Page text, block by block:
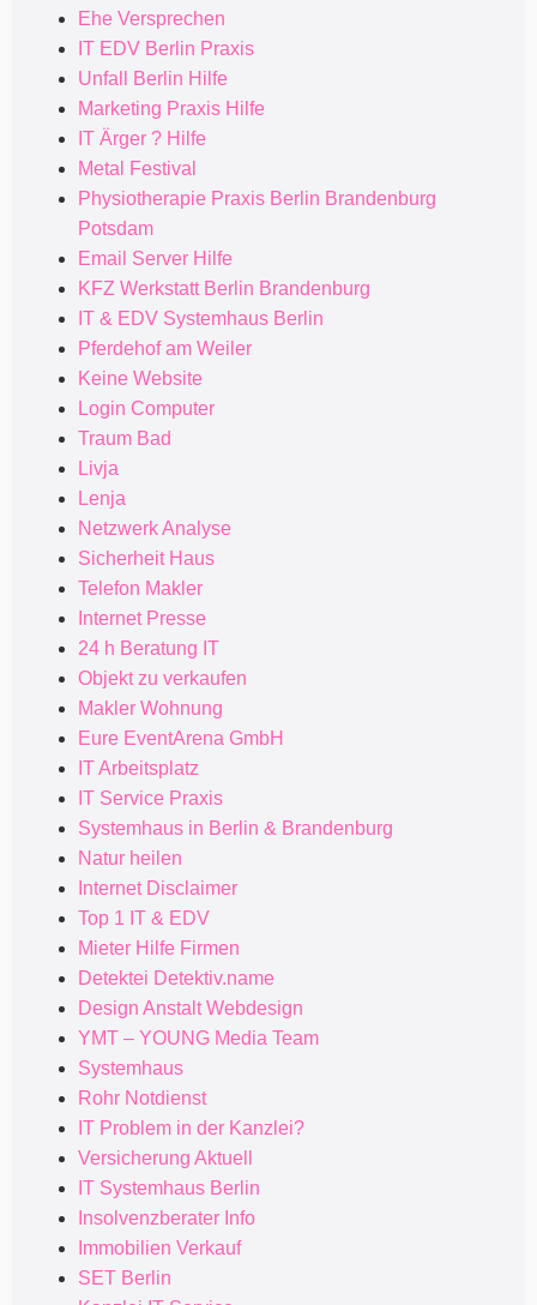
Ehe Versprechen
IT EDV Berlin Praxis
Unfall Berlin Hilfe
Marketing Praxis Hilfe
IT Ärger ? Hilfe
Metal Festival
Physiotherapie Praxis Berlin Brandenburg
Potsdam
Email Server Hilfe
KFZ Werkstatt Berlin Brandenburg
IT & EDV Systemhaus Berlin
Pferdehof am Weiler
Keine Website
Login Computer
Traum Bad
Livja
Lenja
Netzwerk Analyse
Sicherheit Haus
Telefon Makler
Internet Presse
24 h Beratung IT
Objekt zu verkaufen
Makler Wohnung
Eure EventArena GmbH
IT Arbeitsplatz
IT Service Praxis
Systemhaus in Berlin & Brandenburg
Natur heilen
Internet Disclaimer
Top 1 IT & EDV
Mieter Hilfe Firmen
Detektei Detektiv.name
Design Anstalt Webdesign
YMT – YOUNG Media Team
Systemhaus
Rohr Notdienst
IT Problem in der Kanzlei?
Versicherung Aktuell
IT Systemhaus Berlin
Insolvenzberater Info
Immobilien Verkauf
SET Berlin